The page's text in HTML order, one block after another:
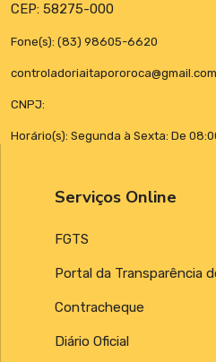
CEP: 58275-000
Fone(s): (83) 98605-6620
controladoriaitapororoca@gmail.com
CNPJ:
Horário(s): Segunda à Sexta: De
Serviços Online
FGTS
Portal da Transparência
Contracheque
Diário Oficial